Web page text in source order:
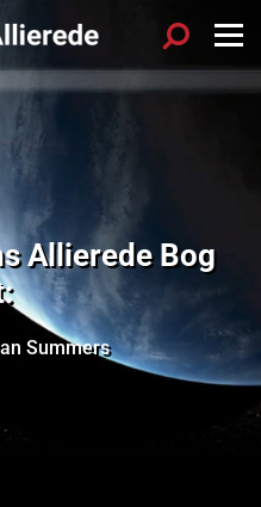
Allierede Bog
Summers